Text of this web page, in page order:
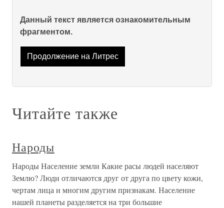
Данный текст является ознакомительным
фрагментом.
Продолжение на Литрес
Читайте также
Народы
Народы Население земли Какие расы людей населяют
Землю? Люди отличаются друг от друга по цвету кожи,
чертам лица и многим другим признакам. Население
нашей планеты разделяется на три большие